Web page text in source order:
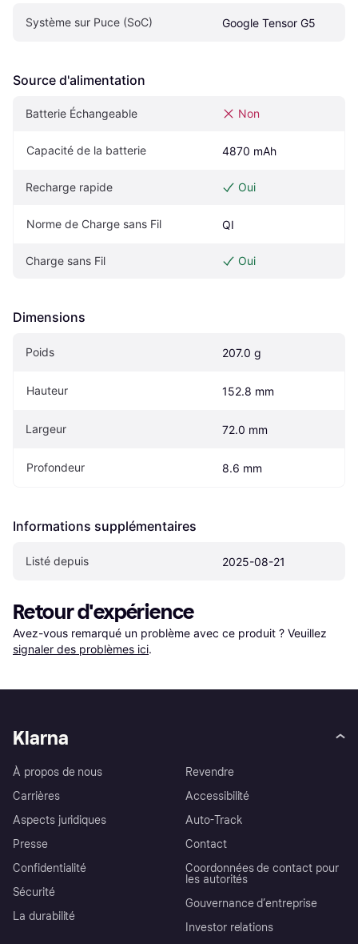
Système sur Puce (SoC) Google Tensor G5
Source d'alimentation
Batterie Échangeable Non
Capacité de la batterie 4870 mAh
Recharge rapide Oui
Norme de Charge sans Fil QI
Charge sans Fil Oui
Dimensions
Poids 207.0 g
Hauteur 152.8 mm
Largeur 72.0 mm
Profondeur 8.6 mm
Informations supplémentaires
Listé depuis 2025-08-21
Retour d'expérience
Avez-vous remarqué un problème avec ce produit ? Veuillez
signaler des problèmes ici.
Klarna
À propos de nous
Carrières
Aspects juridiques
Presse
Confidentialité
Sécurité
La durabilité
Revendre
Accessibilité
Auto-Track
Contact
Coordonnées de contact pour
les autorités
Gouvernance d’entreprise
Investor relations